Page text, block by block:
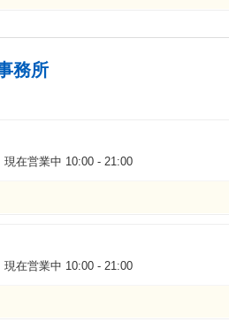
務所
現在営業中 10:00 - 21:00
現在営業中 10:00 - 21:00